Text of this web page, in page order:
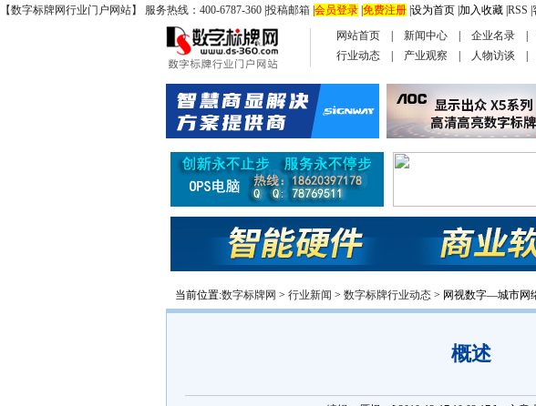
【数字标牌网行业门户网站】 服务热线：400-6787-360 投稿邮箱 会员登录 免费注册 设为首页 加入收藏 RSS
网站首页
新闻中心 企业名录
行业动态
产业观察 人物访谈
当前位置:数字标牌网 > 行业新闻 > 数字标牌行业动态 > 网视数字—城市网
概述